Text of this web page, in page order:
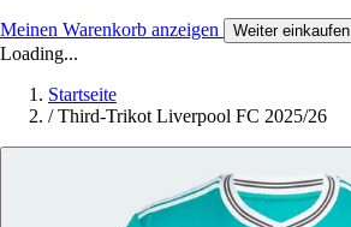
Meinen Warenkorb anzeigen Weiter einkaufen
Loading...
Startseite
/ Third-Trikot Liverpool FC 2025/26